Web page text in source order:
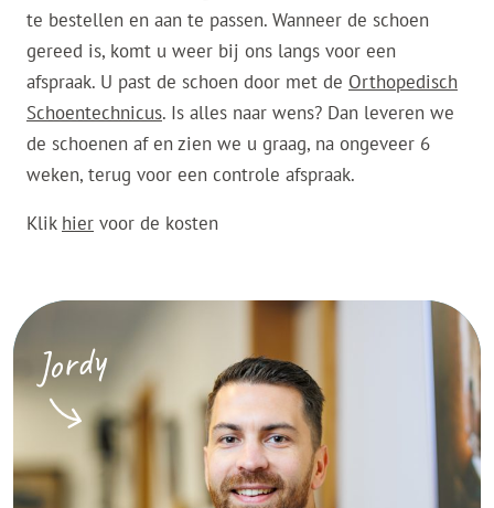
te bestellen en aan te passen. Wanneer de schoen
gereed is, komt u weer bij ons langs voor een
afspraak. U past de schoen door met de Orthopedisch
Schoentechnicus. Is alles naar wens? Dan leveren we
de schoenen af en zien we u graag, na ongeveer 6
weken, terug voor een controle afspraak.
Klik hier voor de kosten
Jordy